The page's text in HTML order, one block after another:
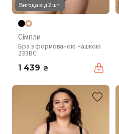
Вигода від 2 шт!
Сімпли
Бра з формованою чашкою
233BC
1 439 ₴